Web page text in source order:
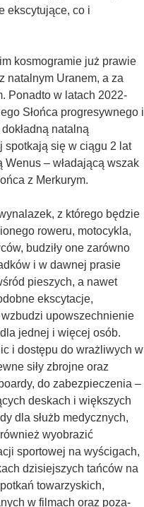
ekscytujące, co i
kosmogramie już prawie
natalnym Uranem, a za
Ponadto w latach 2022-
Słońca progresywnego i
natalną
spotkają się w ciągu 2 lat
Wenus – władającą wszak
z Merkurym.
z którego będzie
roweru, motocykla,
budziły one zarówno
i w dawnej prasie
pieszych, a nawet
ekscytacje,
upowszechnienie
jednej i więcej osób.
i dostępu do wrażliwych w
siły zbrojne oraz
do zabezpieczenia –
deskach i większych
dla służb medycznych,
wyobrazić
sportowej na wyścigach,
dzisiejszych tańców na
towarzyskich,
w filmach oraz poza-